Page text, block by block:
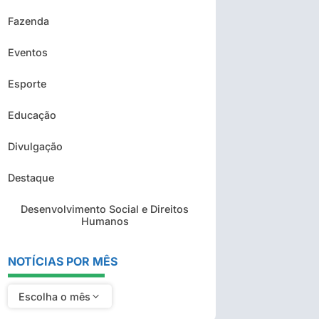
Fazenda
Eventos
Esporte
Educação
Divulgação
Destaque
Desenvolvimento Social e Direitos
Humanos
NOTÍCIAS POR MÊS
Escolha o mês